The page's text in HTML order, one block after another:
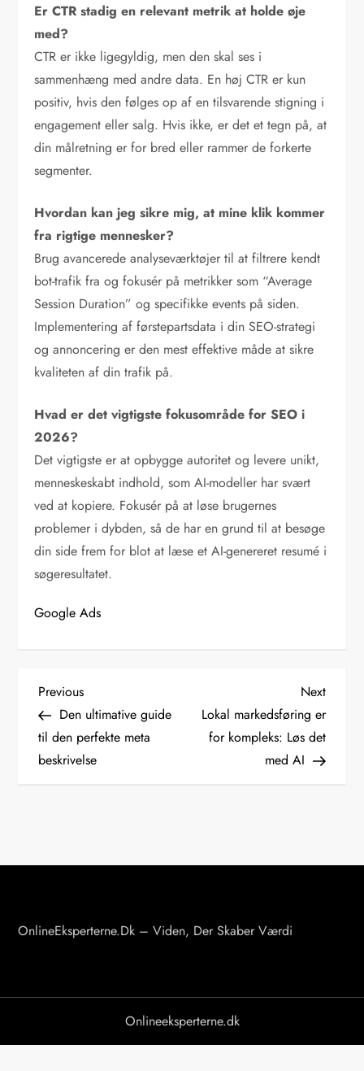
Er CTR stadig en relevant metrik at holde øje
med?
CTR er ikke ligegyldig, men den skal ses i
sammenhæng med andre data. En høj CTR er kun
positiv, hvis den følges op af en tilsvarende stigning i
engagement eller salg. Hvis ikke, er det et tegn på, at
din målretning er for bred eller rammer de forkerte
segmenter.
Hvordan kan jeg sikre mig, at mine klik kommer
fra rigtige mennesker?
Brug avancerede analyseværktøjer til at filtrere kendt
bot-trafik fra og fokusér på metrikker som “Average
Session Duration” og specifikke events på siden.
Implementering af førstepartsdata i din SEO-strategi
og annoncering er den mest effektive måde at sikre
kvaliteten af din trafik på.
Hvad er det vigtigste fokusområde for SEO i
2026?
Det vigtigste er at opbygge autoritet og levere unikt,
menneskeskabt indhold, som AI-modeller har svært
ved at kopiere. Fokusér på at løse brugernes
problemer i dybden, så de har en grund til at besøge
din side frem for blot at læse et AI-genereret resumé i
søgeresultatet.
Google Ads
I
n
d
g
i
Previous
Post
Previous
Den ultimative guide
til den perfekte meta
beskrivelse
Next
Post
Next
Lokal markedsføring er
for kompleks: Løs det
med AI
OnlineEksperterne.dk – Viden, Der Skaber Værdi
Onlineeksperterne.dk